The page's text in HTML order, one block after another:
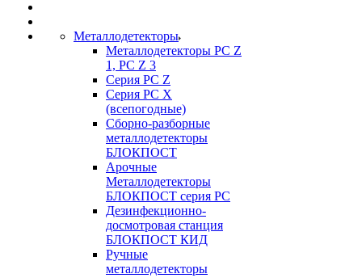
Металлодетекторы
Металлодетекторы РС Z
1, PC Z 3
Серия РС Z
Серия РС X
(всепогодные)
Сборно-разборные
металлодетекторы
БЛОКПОСТ
Арочные
Металлодетекторы
БЛОКПОСТ серия РС
Дезинфекционно-
досмотровая станция
БЛОКПОСТ КИД
Ручные
металлодетекторы